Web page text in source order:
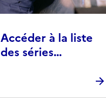
Accéder à la liste
des séries